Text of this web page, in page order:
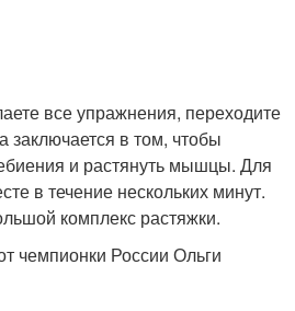
все упражнения, переходите
заключается в том, чтобы
и растянуть мышцы. Для
в течение нескольких минут.
комплекс растяжки.
чемпионки России Ольги